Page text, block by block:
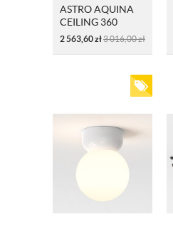
ASTRO AQUINA
CEILING 360
1450016
2 563,60zł3 016,00zł